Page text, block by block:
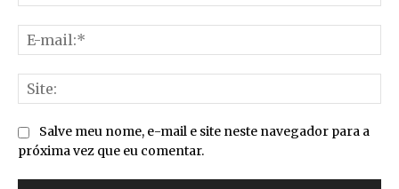
Salve meu nome, e-mail e site neste navegador para a
próxima vez que eu comentar.